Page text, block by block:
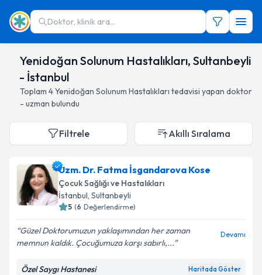
Doktor, klinik ara...
Yenidoğan Solunum Hastalıkları, Sultanbeyli
- İstanbul
Toplam 4Yenidoğan Solunum Hastalıkları tedavisi yapan doktor
- uzman bulundu
Filtrele Akıllı Sıralama
Uzm. Dr. Fatma İsgandarova Kose
Çocuk Sağlığı ve Hastalıkları
İstanbul, Sultanbeyli
5 (6 Değerlendirme)
Güzel Doktorumuzun yaklaşımından her zaman
memnun kaldık. Çocuğumuza karşı sabırlı,...
Devamı
Özel Saygı Hastanesi Haritada Göster